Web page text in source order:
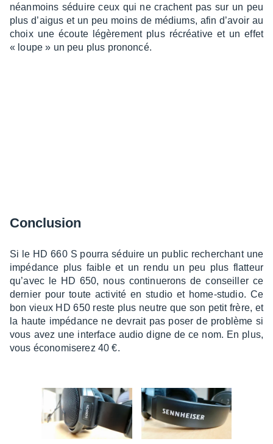
néan­moins séduire ceux qui ne crachent pas sur un peu
plus d’ai­gus et un peu moins de médiums, afin d’avoir au
choix une écoute légè­re­ment plus récréa­tive et un effet
« loupe » un peu plus prononcé.
Conclu­sion
Si le HD 660 S pourra séduire un public recher­chant une
impé­dance plus faible et un rendu un peu plus flat­teur
qu’avec le HD 650, nous conti­nue­rons de conseiller ce
dernier pour toute acti­vité en studio et home-studio. Ce
bon vieux HD 650 reste plus neutre que son petit frère, et
la haute impé­dance ne devrait pas poser de problème si
vous avez une inter­face audio digne de ce nom. En plus,
vous écono­mi­se­rez 40 €.